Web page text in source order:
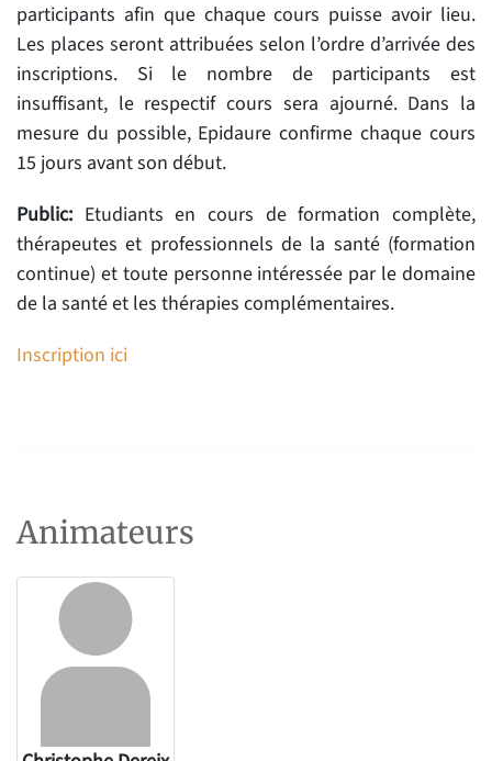
participants afin que chaque cours puisse avoir lieu.
Les places seront attribuées selon l’ordre d’arrivée des
inscriptions. Si le nombre de participants est
insuffisant, le respectif cours sera ajourné. Dans la
mesure du possible, Epidaure confirme chaque cours
15 jours avant son début.
Public: Etudiants en cours de formation complète,
thérapeutes et professionnels de la santé (formation
continue) et toute personne intéressée par le domaine
de la santé et les thérapies complémentaires.
Inscription ici
Animateurs